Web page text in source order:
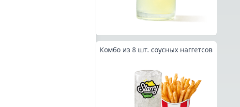
Комбо из 8 шт. соусных наггетсов